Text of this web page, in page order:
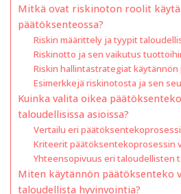
Mitkä ovat riskinoton roolit
päätöksenteossa?
Riskin määrittely ja tyypit
Riskinotto ja sen vaikutus
Riskin hallintastrategiat
Esimerkkejä riskinotosta ja sen
Kuinka valita oikea
taloudellisissa asioissa?
Vertailu eri
Kriteerit päätöksentekoprosessin
Yhteensopivuus eri taloudellisten
Miten käytännön päätöksenteko
taloudellista hyvinvointia?